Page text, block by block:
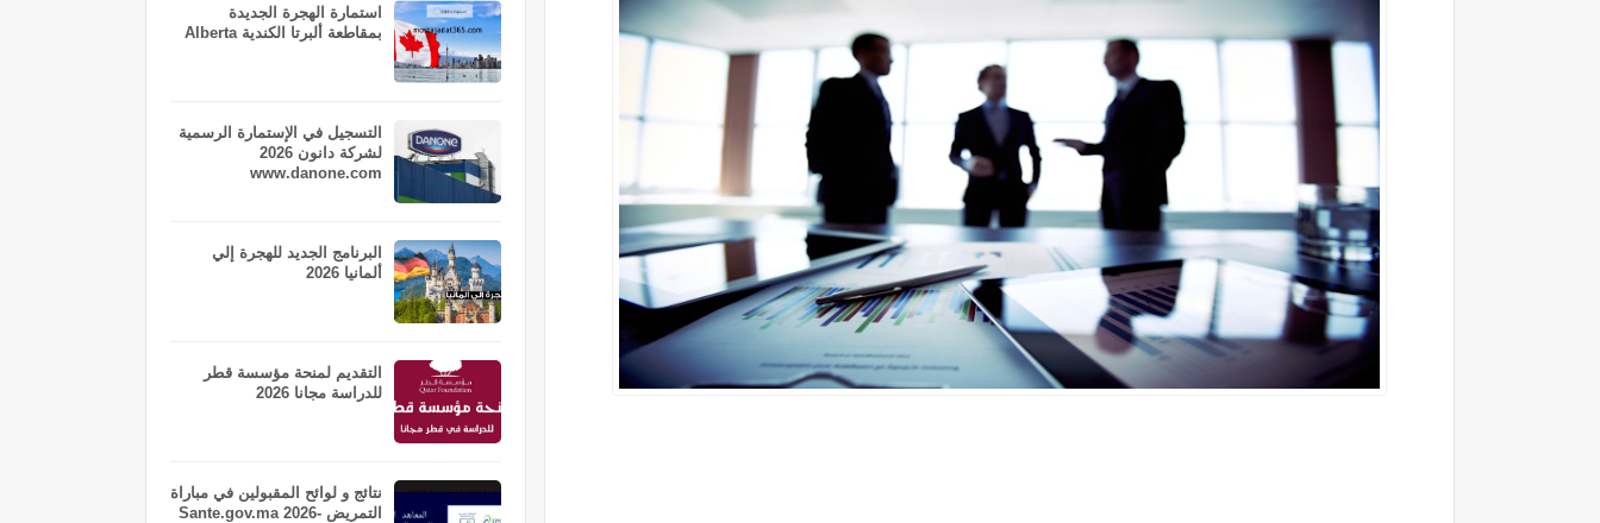
استمارة الهجرة الجديدة
بمقاطعة ألبرتا الكندية Alberta
التسجيل في الإستمارة الرسمية
لشركة دانون 2026
www.danone.com
البرنامج الجديد للهجرة إلي
ألمانيا 2026
التقديم لمنحة مؤسسة قطر
للدراسة مجانا 2026
نتائج و لوائح المقبولين في مباراة
التمريض Sante.gov.ma 2026-